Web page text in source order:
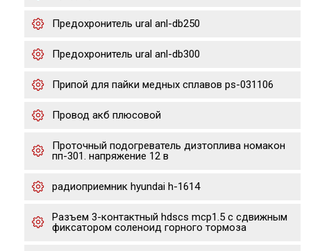
Предохронитель ural anl-db250
Предохронитель ural anl-db300
Припой для пайки медных сплавов ps-031106
Провод акб плюсовой
Проточный подогреватель дизтоплива номакон
пп-301. напряжение 12 в
радиоприемник hyundai h-1614
Разъем 3-контактный hdscs mcp1.5 с сдвижным
фиксатором соленоид горного тормоза